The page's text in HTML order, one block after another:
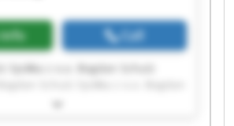
Call
Spółka z o.o. Bogdan Schulz
z o.o. Bogdan Schulz Spółka z o.o.